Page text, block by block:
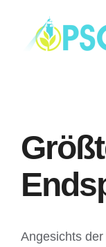
Angesichts